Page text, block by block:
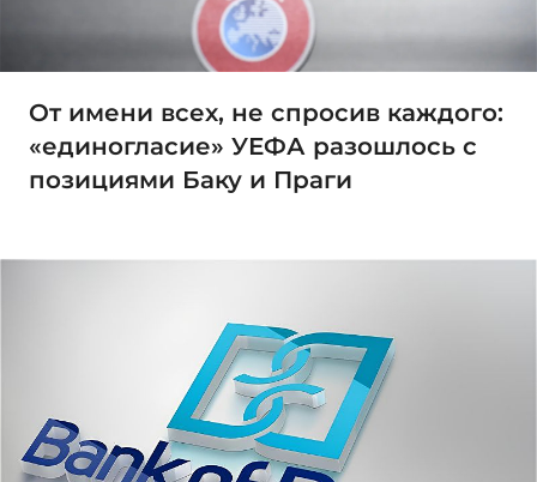
От имени всех, не спросив каждого:
«единогласие» УЕФА разошлось с
позициями Баку и Праги